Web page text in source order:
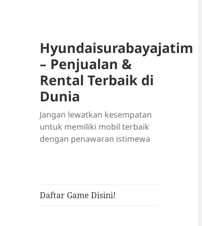
Hyundaisurabayajatim
– Penjualan &
Rental Terbaik di
Dunia
Jangan lewatkan kesempatan
untuk memiliki mobil terbaik
dengan penawaran istimewa
Daftar Game Disini!